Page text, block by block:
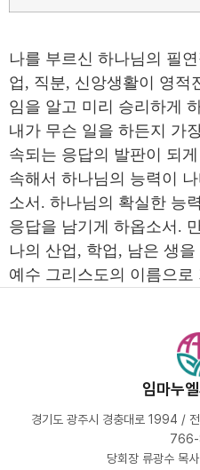
나를 부르신 하나님의 필
업, 직분, 신앙생활이 영적
임을 알고 미리 승리하게
내가 무슨 일을 하든지 가
속되는 응답의 발판이 되
속해서 하나님의 능력이
소서. 하나님의 확실한 능
응답을 남기게 하옵소서.
나의 산업, 학업, 남은 생
예수 그리스도의 이름으로
임마누
경기도 광주시 경충대로 1994
766-
당회장 류광수 목